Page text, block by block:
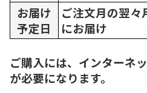
お届け
予定日
ご注文月の翌々
にお届け
ご購入には、インターネ
が必要になります。